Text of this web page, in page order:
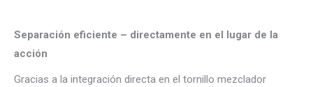
Separación eficiente – directamente en el lugar de la
acción
Gracias a la integración directa en el tornillo mezclador